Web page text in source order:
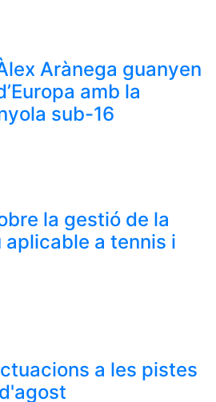
Arànega guanyen
amb la
sub-16
la gestió de la
a tennis i
a les pistes